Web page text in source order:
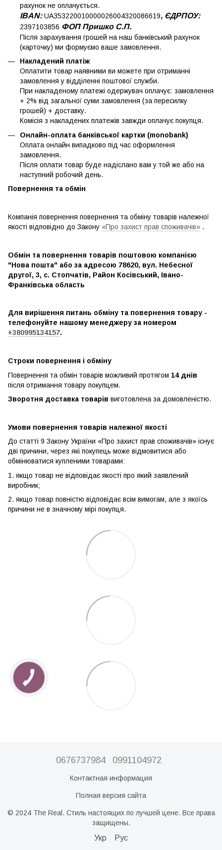
рахунок не оплачується.
IBAN:UA353220010000026004320086619, ЄДРПОУ:
2397103856 ФОП Пришко С.П.
Після зарахування грошей на наш банківський рахунок
(карточку) ми формуємо ваше замовлення.
Накладений платіж
Оплатити товар наявними ви можете при отриманні
замовлення у відділенні поштової служби.
При накладеному платежі одержувач оплачує: замовлення
+ 2% від загальної суми замовлення (за пересилку
грошей) + доставку.
Комісія з накладених платежів завжди оплачує покупця.
Онлайн-оплата банківської картки (monobank)
Оплата онлайн випадково під час оформлення
замовлення.
Після оплати товар буде надіслано вам у той же або на
наступний робочий день.
Повернення та обмін
Компанія повернення повернення та обміну товарів належної
якості відповідно до Закону «Про захист прав споживачів» .
Обмін та повернення товарів поштовою компанією
"Нова пошта" або за адресою 78620, вул. Небесної
другої, 3, с. Стопчатів, Район Косівський, Івано-
Франківська область
Для вирішення питань обміну та повернення товару -
телефонуйте нашому менеджеру за номером
+380995134157.
Строки повернення і обміну
Повернення та обмін товарів можливий протягом 14 днів
після отримання товару покупцем.
Зворотня доставка товарів виготовлена ​​за домовленістю.
Умови повернення товарів належної якості
До статті 9 Закону України «Про захист прав споживачів» існує
дві причини, через які покупець може відмовитися або
обмінюватися купленими товарами:
1. якщо товар не відповідає якості про який заявлений
виробник;
2. якщо товар повністю відповідає всім вимогам, але з якоїсь
причини не в значному мірі покупця.
0676737984 0991104972
Контактная информация
Полная версия сайта
© 2024 The Real. Стиль настоящих по лучшей цене. Все права
защищены.
Укр Рус